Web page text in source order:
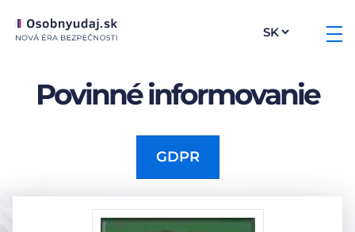
Povinné informovanie
GDPR